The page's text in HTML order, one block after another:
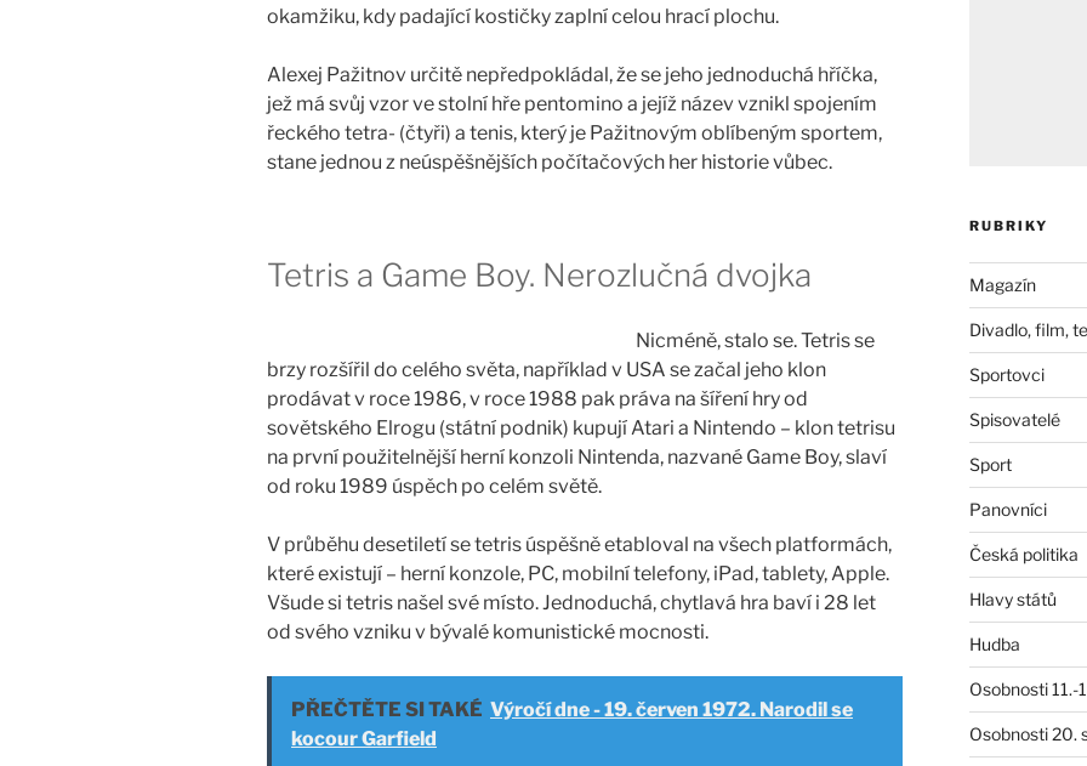
okamžiku, kdy padající kostičky zaplní celou hrací plochu.
Alexej Pažitnov určitě nepředpokládal, že se jeho jednoduchá hříčka,
jež má svůj vzor ve stolní hře pentomino a jejíž název vznikl spojením
řeckého tetra- (čtyři) a tenis, který je Pažitnovým oblíbeným sportem,
stane jednou z neúspěšnějších počítačových her historie vůbec.
Tetris a Game Boy. Nerozlučná dvojka
Nicméně, stalo se. Tetris se
brzy rozšířil do celého světa, například v USA se začal jeho klon
prodávat v roce 1986, v roce 1988 pak práva na šíření hry od
sovětského Elrogu (státní podnik) kupují Atari a Nintendo – klon tetrisu
na první použitelnější herní konzoli Nintenda, nazvané Game Boy, slaví
od roku 1989 úspěch po celém světě.
V průběhu desetiletí se tetris úspěšně etabloval na všech platformách,
které existují – herní konzole, PC, mobilní telefony, iPad, tablety, Apple.
Všude si tetris našel své místo. Jednoduchá, chytlavá hra baví i 28 let
od svého vzniku v bývalé komunistické mocnosti.
PŘEČTĚTE SI TAKÉ Výročí dne - 19. červen 1972. Narodil se
kocour Garfield
RUBRIKY
Magazín
Divadlo, film,
Sportovci
Spisovatelé
Sport
Panovníci
Česká politika
Hlavy států
Hudba
Osobnosti 11.-
Osobnosti 20.